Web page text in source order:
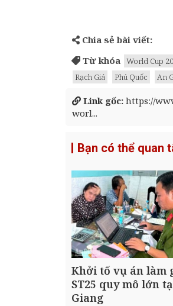
Chia sẻ bài viết:
Từ khóa
World Cup
Rạch Giá
Phú Quốc An
Link gốc: https://
worl...
Bạn có thể quan
Khởi tố vụ án làm
ST25 quy mô lớn
Giang